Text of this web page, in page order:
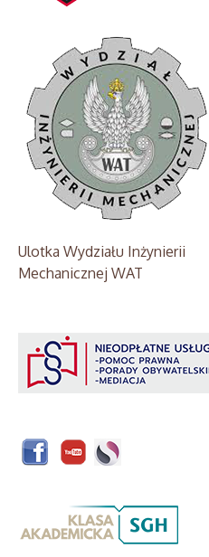
Ulotka Wydziału Inżynierii
Mechanicznej WAT